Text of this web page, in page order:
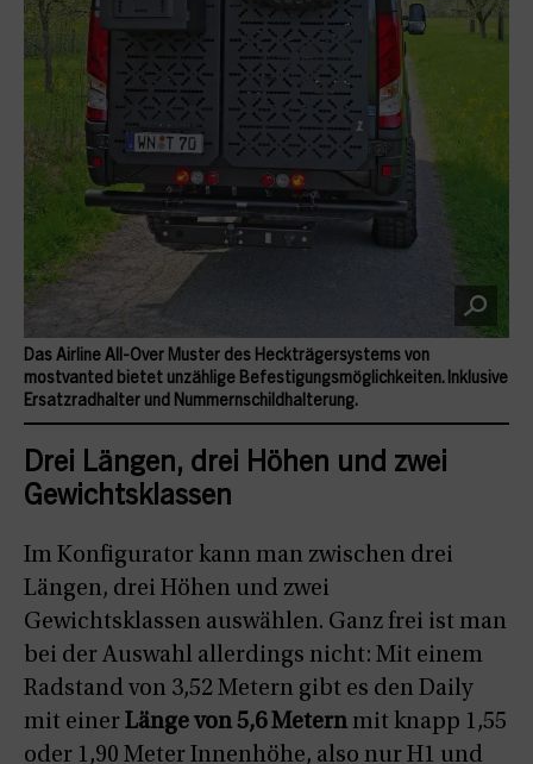
Drei Längen, drei Höhen und zwei
Gewichtsklassen
Im Konfigurator kann man zwischen drei
Längen, drei Höhen und zwei
Gewichtsklassen auswählen. Ganz frei ist man
bei der Auswahl allerdings nicht: Mit einem
Radstand von 3,52 Metern gibt es den Daily
mit einer Länge von 5,6 Metern mit knapp 1,55
oder 1,90 Meter Innenhöhe, also nur H1 und
Das Airline All-Over Muster des Heckträgersystems von
mostvanted bietet unzählige Befestigungsmöglichkeiten. Inklusive
Ersatzradhalter und Nummernschildhalterung.